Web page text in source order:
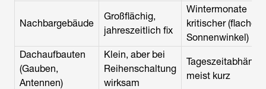
Nachbargebäude
Großflächig,
jahreszeitlich fix
Wintermonate
kritischer (flacher
Sonnenwinkel)
Dachaufbauten
(Gauben,
Antennen)
Klein, aber bei
Reihenschaltung
wirksam
meist kurz